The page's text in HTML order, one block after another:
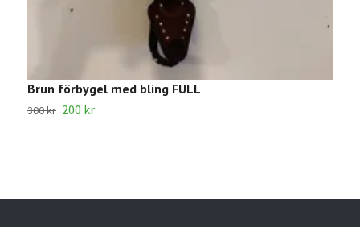
Brun förbygel med bling FULL
300 kr 200 kr